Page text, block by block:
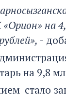
на
-
на 9,8
стало